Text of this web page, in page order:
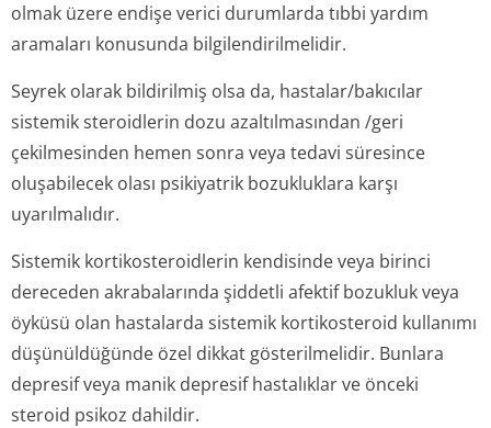
olmak üzere endişe verici durumlarda tıbbi yardım
aramaları konusunda bilgilendiril­melidir.
Seyrek olarak bildirilmiş olsa da, hastalar/bakıcılar
sistemik steroidlerin dozu azaltılmasından /geri
çekilmesinden hemen sonra veya tedavi süresince
oluşabilecek olası psikiyatrik bozukluklara karşı
uyarılmalıdır.
Sistemik kortikosteroidlerin kendisinde veya birinci
dereceden akrabalarında şiddetli afektif bozukluk veya
öyküsü olan hastalarda sistemik kortikosteroid kullanımı
düşünüldüğünde özel dikkat gösterilmelidir. Bunlara
depresif veya manik depresif hastalıklar ve önceki
steroid psikoz dahildir.